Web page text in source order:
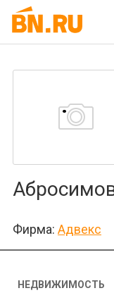
Фирма: Адвекс
НЕДВИЖИМОСТЬ